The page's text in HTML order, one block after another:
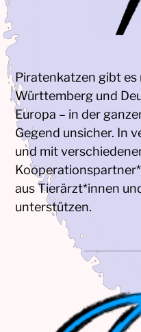
Piratenkatzen gibt
Württemberg und
Europa – in der
Gegend unsicher. In
und mit
aus Tierärzt*innen
unterstützen.